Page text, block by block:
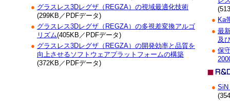
● グラスレス3Dレグザ（REGZA）の視域最適化技術
(299KB／PDFデータ)
● グラスレス3Dレグザ（REGZA）の多視差変換アルゴ
リズム(405KB／PDFデータ)
● グラスレス3Dレグザ（REGZA）の開発効率と品質を
向上させるソフトウェアプラットフォームの構築
(372KB／PDFデータ)
● Ka
● 最
及
● 保
● SiN